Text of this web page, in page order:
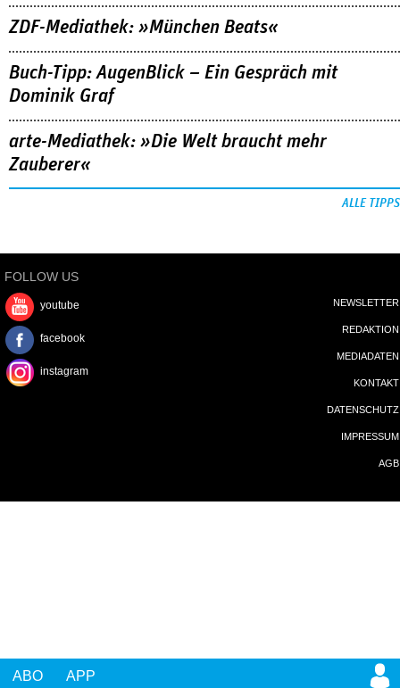
ABO APP
ZDF-Mediathek: »München Beats«
Buch-Tipp: AugenBlick – Ein Gespräch mit
Dominik Graf
arte-Mediathek: »Die Welt braucht mehr
Zauberer«
ALLE TIPPS
FOLLOW US
youtube
facebook
instagram
NEWSLETTER
REDAKTION
MEDIADATEN
KONTAKT
DATENSCHUTZ
IMPRESSUM
AGB